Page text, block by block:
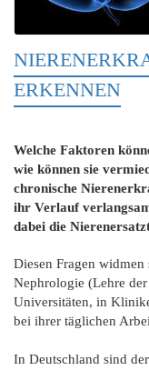
ERKENNEN
Welche Faktoren
wie können sie
chronische
ihr Verlauf
dabei die
Diesen Fragen
Nephrologie (Lehre
Universitäten, in
bei ihrer täglichen
In Deutschland sind